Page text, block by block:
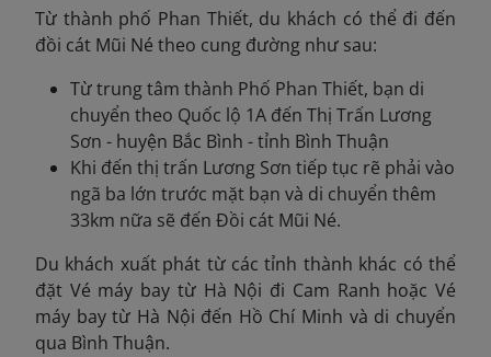
Từ thành phố Phan Thiết, du khách có thể đi đến
đồi cát Mũi Né theo cung đường như sau:
Từ trung tâm thành Phố Phan Thiết, bạn di
chuyển theo Quốc lộ 1A đến Thị Trấn Lương
Sơn - huyện Bắc Bình - tỉnh Bình Thuận
Khi đến thị trấn Lương Sơn tiếp tục rẽ phải vào
ngã ba lớn trước mặt bạn và di chuyển thêm
33km nữa sẽ đến Đồi cát Mũi Né.
Du khách xuất phát từ các tỉnh thành khác có thể
đặt Vé máy bay từ Hà Nội đi Cam Ranh hoặc Vé
máy bay từ Hà Nội đến Hồ Chí Minh và di chuyển
qua Bình Thuận.